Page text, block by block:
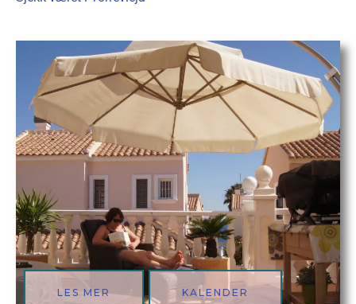
LES MER KALENDER